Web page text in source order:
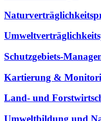
Schutzgebiets-
Kartierung &
Land- und
Umweltbildung und